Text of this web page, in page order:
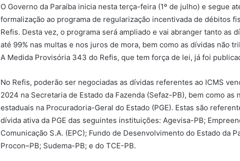
O Governo da Paraíba inicia nesta terça-feira (1º de julho) e segue
formalização ao programa de regularização incentivada de débitos
Refis. Desta vez, o programa será ampliado e vai abranger tanto as
até 99% nas multas e nos juros de mora, bem como as dívidas não
A Medida Provisória 343 do Refis, que tem força de lei, já foi
No Refis, poderão ser negociadas as dívidas referentes ao ICMS
2024 na Secretaria de Estado da Fazenda (Sefaz-PB), bem como
estaduais na Procuradoria-Geral do Estado (PGE). Estas são
dívida ativa da PGE das seguintes instituições: Agevisa-PB;
Comunicação S.A. (EPC); Fundo de Desenvolvimento do Estado da
Procon–PB; Sudema-PB; e do TCE-PB.